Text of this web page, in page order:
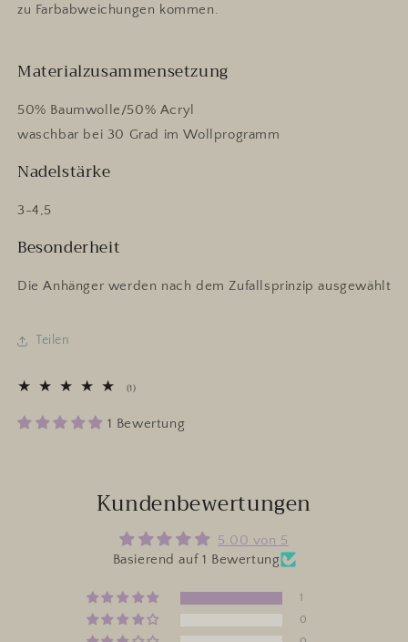
zu Farbabweichungen kommen.
Materialzusammensetzung
50% Baumwolle/50% Acryl
waschbar bei 30 Grad im Wollprogramm
Nadelstärke
3-4,5
Besonderheit
Die Anhänger werden nach dem Zufallsprinzip ausgewählt
Teilen
(1)1
insgesamt
1 Bewertung
Kundenbewertungen
5.00 von 5
Basierend auf 1 Bewertung
1
0